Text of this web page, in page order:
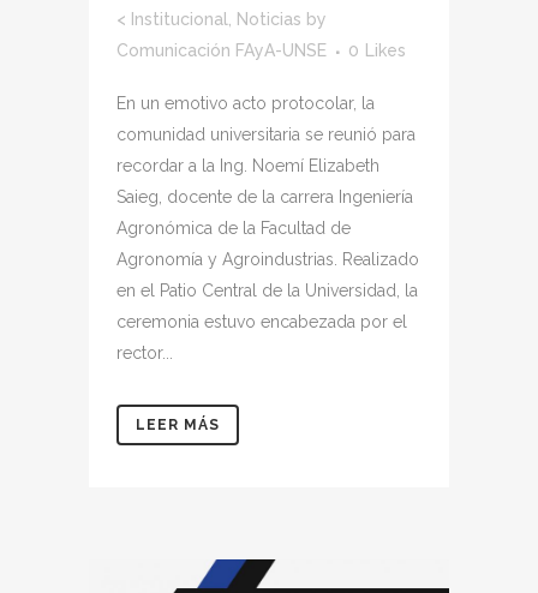
< Institucional, Noticias by
Comunicación FAyA-UNSE
0 Likes
En un emotivo acto protocolar, la
comunidad universitaria se reunió para
recordar a la Ing. Noemí Elizabeth
Saieg, docente de la carrera Ingeniería
Agronómica de la Facultad de
Agronomía y Agroindustrias. Realizado
en el Patio Central de la Universidad, la
ceremonia estuvo encabezada por el
rector...
LEER MÁS